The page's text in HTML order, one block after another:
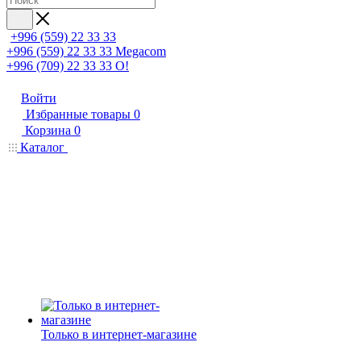
+996 (559) 22 33 33
+996 (559) 22 33 33 Megacom
+996 (709) 22 33 33 O!
Войти
Избранные товары 0
Корзина 0
Каталог
Только в интернет-магазине